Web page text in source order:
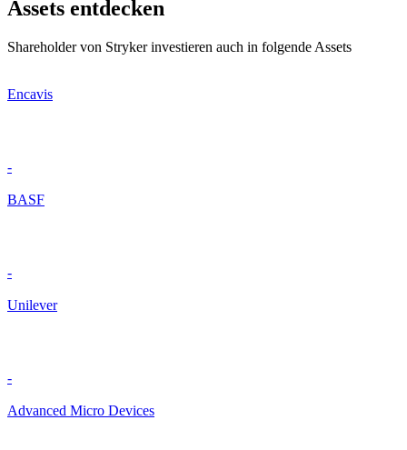
Assets entdecken
Shareholder von Stryker investieren auch in folgende Assets
Encavis
-
BASF
-
Unilever
-
Advanced Micro Devices